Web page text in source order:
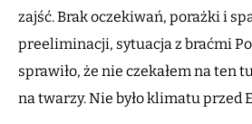
zajść. Brak oczekiwań, porażki i
preeliminacji, sytuacja z braćmi
sprawiło, że nie czekałem na ten
na twarzy. Nie było klimatu przed